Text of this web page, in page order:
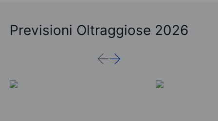
Previsioni Oltraggiose 2026